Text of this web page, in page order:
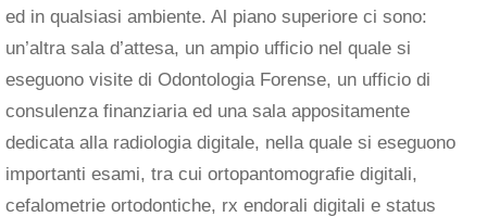
ed in qualsiasi ambiente. Al piano superiore ci sono:
un’altra sala d’attesa, un ampio ufficio nel quale si
eseguono visite di Odontologia Forense, un ufficio di
consulenza finanziaria ed una sala appositamente
dedicata alla radiologia digitale, nella quale si eseguono
importanti esami, tra cui ortopantomografie digitali,
cefalometrie ortodontiche, rx endorali digitali e status